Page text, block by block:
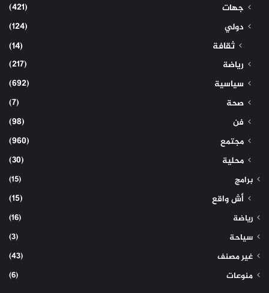
جهات
(421)
دولي
(124)
ثقافة (14)
رياضة
(217)
سياسية
(692)
صحة
(7)
فن
(98)
مجتمع
(960)
محلية
(30)
برامج (15)
أش واقع (15)
رياضة
(16)
سياحة
(3)
غير مصنف
(43)
منوعات
(6)